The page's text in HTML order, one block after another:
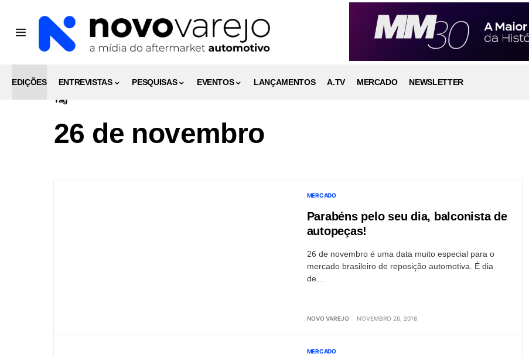
EDIÇÕES ENTREVISTAS PESQUISAS EVENTOS LANÇAMENTOS A.TV MERCADO
NEWSLETTER
Tag
26 de novembro
MERCADO
Parabéns pelo seu dia, balconista de
autopeças!
26 de novembro é uma data muito especial para o
mercado brasileiro de reposição automotiva. É dia
de…
NOVO VAREJO NOVEMBRO 26, 2018
MERCADO